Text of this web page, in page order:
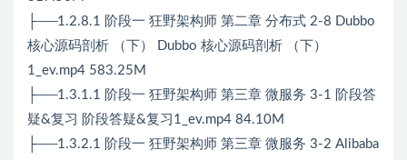
├──1.2.8.1 阶段一 狂野架构师 第二章 分布式 2-8 Dubbo
核心源码剖析 （下） Dubbo 核心源码剖析 （下）
1_ev.mp4 583.25M
├──1.3.1.1 阶段一 狂野架构师 第三章 微服务 3-1 阶段答
疑&复习 阶段答疑&复习1_ev.mp4 84.10M
├──1.3.2.1 阶段一 狂野架构师 第三章 微服务 3-2 Alibaba